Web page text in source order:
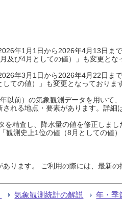
年1月1日から2026年4月13日ま
び4月としての値）」も変更とな
年3月1日から2026年4月22日ま
ての値）」も変更となっており
前）の気象観測データを用いて
れる地点・要素があります。詳細
精査し、降水量の値を修正しま
観測史上1位の値（8月としての値
ります。 ご利用の際には、最新
気象観測統計の解説 年・季